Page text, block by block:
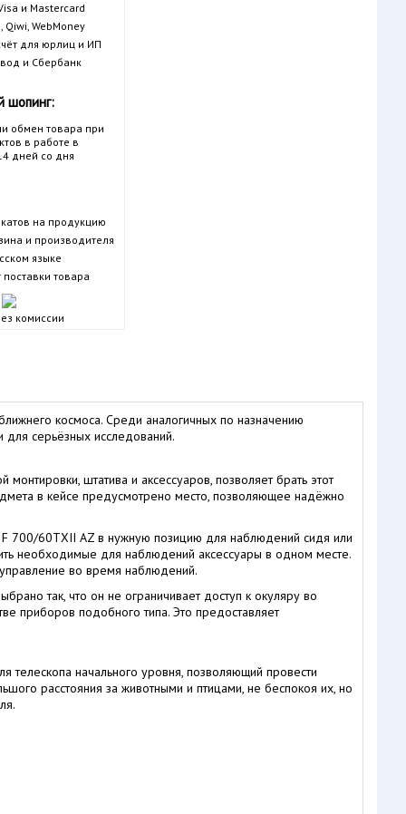
и Mastercard
Qiwi, WebMoney
для юрлиц и ИП
и Сбербанк
шопинг:
обмен товара при
в работе в
дней со дня
на продукцию
и производителя
языке
товара
комиссии
космоса. Среди аналогичных по назначению
серьёзных исследований.
штатива и аксессуаров, позволяет брать этот
в кейсе предусмотрено место, позволяющее надёжно
F 700/60TXII AZ в нужную позицию для наблюдений сидя или
необходимые для наблюдений аксессуары в одном месте.
во время наблюдений.
так, что он не ограничивает доступ к окуляру во
приборов подобного типа. Это предоставляет
начального уровня, позволяющий провести
расстояния за животными и птицами, не беспокоя их, но